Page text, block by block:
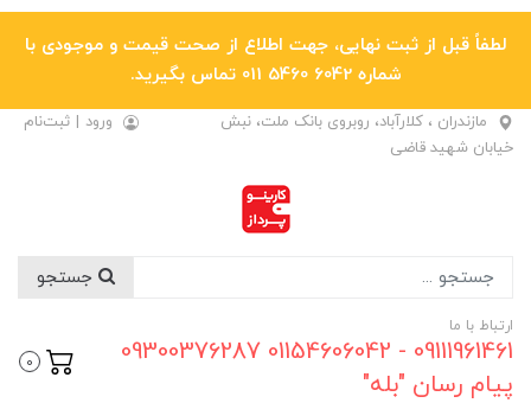
لطفاً قبل از ثبت نهایی، جهت اطلاع از صحت قیمت و موجودی با
شماره 6042 5460 011 تماس بگیرید.
مازندران ، کلارآباد، روبروی بانک ملت، نبش
خیابان شهید قاضی
ورود | ثبت‌نام
ارتباط با ما
09111961461 - 01154606042 09300376287
پیام رسان "بله"
0